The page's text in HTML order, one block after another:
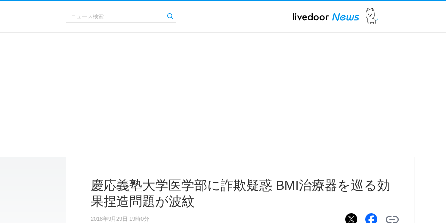
慶応義塾大学医学部に詐欺疑惑 BMI治療器を巡る効
果捏造問題が波紋
2018年9月29日 19時0分